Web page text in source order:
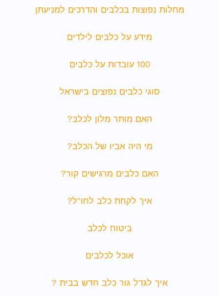
מחלות נפוצות בכלבים והדרכים למניעתן
מידע על כלבים לילדים
100 עובדות על כלבים
סוגי כלבים נפוצים בישראל
האם מותר מלון לכלב?
מי היה אביו של הכלב?
האם כלבים מרגישים קור?
איך לקחת כלב לחו"ל?
ביטוח לכלב
אוכל לכלבים
איך לגדל גור כלב חדש בבית ?